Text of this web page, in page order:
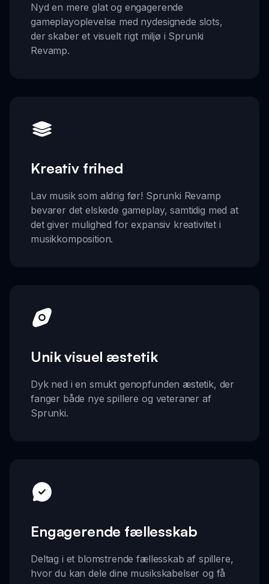
Nyd en mere glat og engagerende
gameplayoplevelse med nydesignede slots,
der skaber et visuelt rigt miljø i Sprunki
Revamp.
Kreativ frihed
Lav musik som aldrig før! Sprunki Revamp
bevarer det elskede gameplay, samtidig med at
det giver mulighed for expansiv kreativitet i
musikkomposition.
Unik visuel æstetik
Dyk ned i en smukt genopfunden æstetik, der
fanger både nye spillere og veteraner af
Sprunki.
Engagerende fællesskab
Deltag i et blomstrende fællesskab af spillere,
hvor du kan dele dine musikskabelser og få